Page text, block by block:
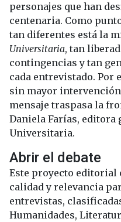
personajes que han
centenaria. Como
tan diferentes está la
Universitaria, tan
contingencias y tan
cada entrevistado. Por
sin mayor
mensaje traspasa la
Daniela Farías, editora
Universitaria.
Abrir el debate
Este proyecto editorial
calidad y relevancia
entrevistas,
Humanidades,